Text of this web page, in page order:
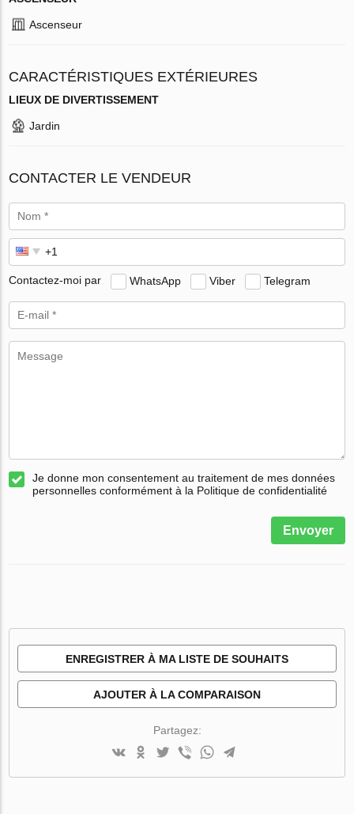
Ascenseur
CARACTÉRISTIQUES EXTÉRIEURES
LIEUX DE DIVERTISSEMENT
Jardin
CONTACTER LE VENDEUR
Contactez-moi par WhatsApp Viber Telegram
Je donne mon consentement au traitement de mes données
personnelles conformément à la Politique de confidentialité
Envoyer
ENREGISTRER À MA LISTE DE SOUHAITS
AJOUTER À LA COMPARAISON
Partagez: